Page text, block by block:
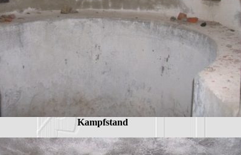
Kampfstand